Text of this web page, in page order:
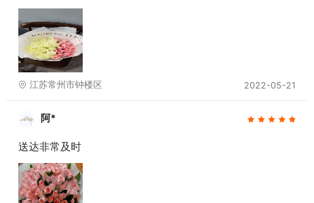
江苏常州市钟楼区 2022-05-21
阿*
送达非常及时